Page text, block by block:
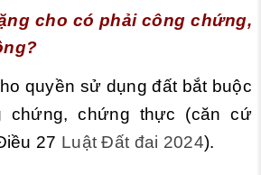
cho có phải công chứng,
quyền sử dụng đất bắt buộc
chứng, chứng thực (căn cứ
27 Luật Đất đai 2024).